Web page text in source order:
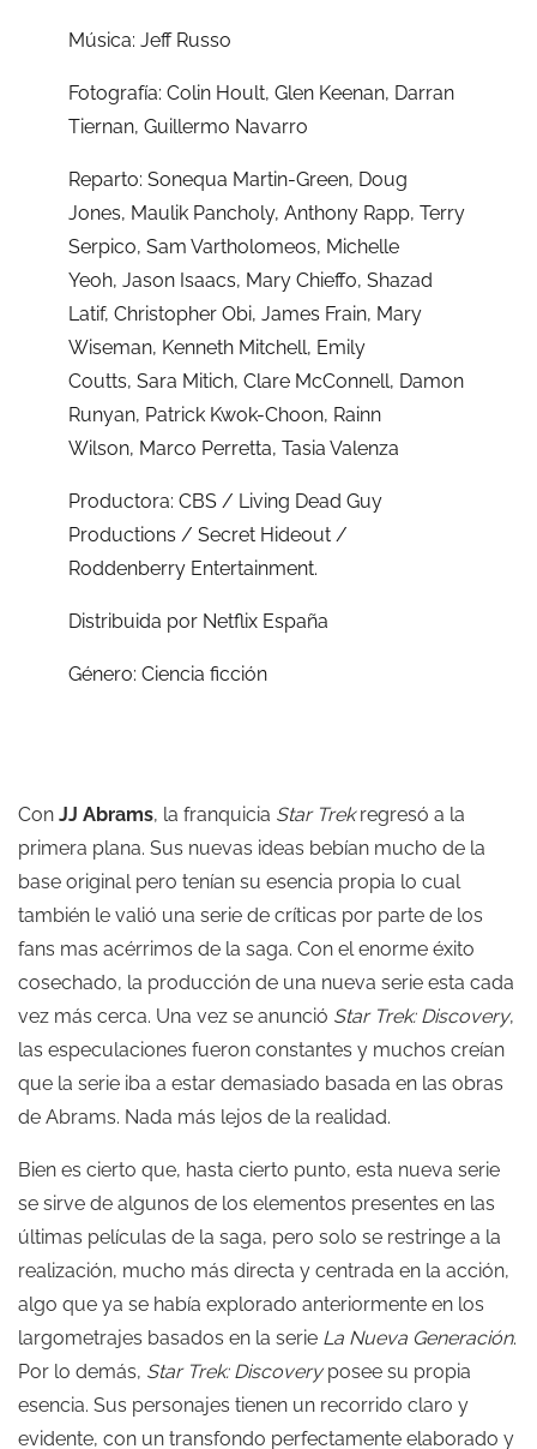
Música: Jeff Russo
Fotografía: Colin Hoult, Glen Keenan, Darran
Tiernan, Guillermo Navarro
Reparto: Sonequa Martin-Green, Doug
Jones, Maulik Pancholy, Anthony Rapp, Terry
Serpico, Sam Vartholomeos, Michelle
Yeoh, Jason Isaacs, Mary Chieffo, Shazad
Latif, Christopher Obi, James Frain, Mary
Wiseman, Kenneth Mitchell, Emily
Coutts, Sara Mitich, Clare McConnell, Damon
Runyan, Patrick Kwok-Choon, Rainn
Wilson, Marco Perretta, Tasia Valenza
Productora: CBS / Living Dead Guy
Productions / Secret Hideout /
Roddenberry Entertainment.
Distribuida por Netflix España
Género: Ciencia ficción
Con JJ Abrams, la franquicia Star Trekregresó a la
primera plana. Sus nuevas ideas bebían mucho de la
base original pero tenían su esencia propia lo cual
también le valió una serie de críticas por parte de los
fans mas acérrimos de la saga. Con el enorme éxito
cosechado, la producción de una nueva serie esta cada
vez más cerca. Una vez se anunció Star Trek: Discovery,
las especulaciones fueron constantes y muchos creían
que la serie iba a estar demasiado basada en las obras
de Abrams. Nada más lejos de la realidad.
Bien es cierto que, hasta cierto punto, esta nueva serie
se sirve de algunos de los elementos presentes en las
últimas películas de la saga, pero solo se restringe a la
realización, mucho más directa y centrada en la acción,
algo que ya se había explorado anteriormente en los
largometrajes basados en la serie La Nueva Generación.
Por lo demás, Star Trek: Discoveryposee su propia
esencia. Sus personajes tienen un recorrido claro y
evidente, con un transfondo perfectamente elaborado y